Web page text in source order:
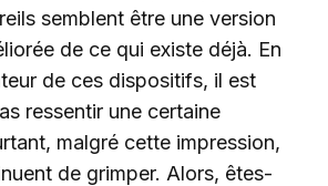
semblent être une version
de ce qui existe déjà. En
de ces dispositifs, il est
ressentir une certaine
malgré cette impression,
de grimper. Alors, êtes-